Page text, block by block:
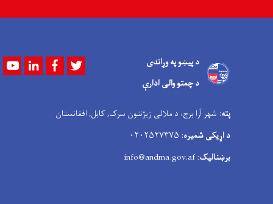
د پیښو په وړاندی
د چمتو والی ادارې
YoutubeLinkedInFacebook
پته: شهر آرا برج، د ملالی زیژنتون سرک, کابل, افغانستان
د اړیکی شمیره: ۰۲۰۲۵۲۷۳۷۵
برښنالیک: info@andma.gov.af